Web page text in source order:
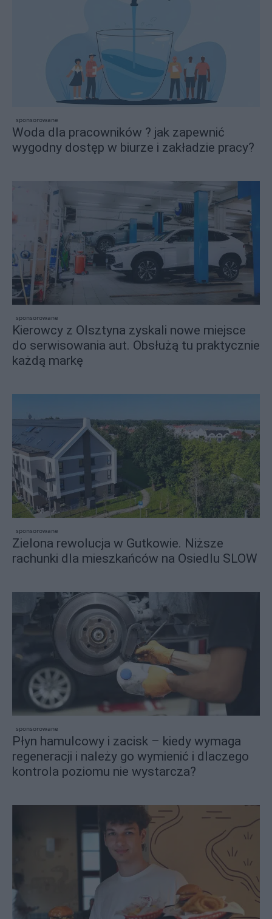
sponsorowane
Woda dla pracowników ? jak zapewnić
wygodny dostęp w biurze i zakładzie pracy?
sponsorowane
Kierowcy z Olsztyna zyskali nowe miejsce
do serwisowania aut. Obsłużą tu praktycznie
każdą markę
sponsorowane
Zielona rewolucja w Gutkowie. Niższe
rachunki dla mieszkańców na Osiedlu SLOW
sponsorowane
Płyn hamulcowy i zacisk – kiedy wymaga
regeneracji i należy go wymienić i dlaczego
kontrola poziomu nie wystarcza?